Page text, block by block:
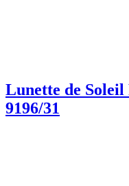
Lunette de
9196/31